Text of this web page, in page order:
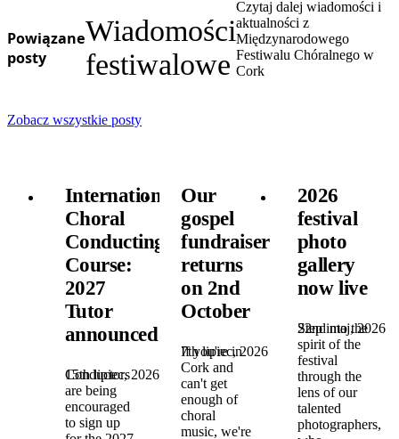
Powiązane
posty
Wiadomości
festiwalowe
Czytaj dalej wiadomości i
aktualności z
Międzynarodowego
Festiwalu Chóralnego w
Cork
Zobacz wszystkie posty
International
Choral
Conducting
Course:
2027
Tutor
announced!
15th lipiec, 2026
Conductors
are being
encouraged
to sign up
Our
gospel
fundraiser
returns
on 2nd
October
7th lipiec, 2026
If you're in
Cork and
can't get
enough of
choral
music, we're
2026
festival
photo
gallery
now live
22nd maj, 2026
Step into the
spirit of the
festival
through the
lens of our
talented
photographers,